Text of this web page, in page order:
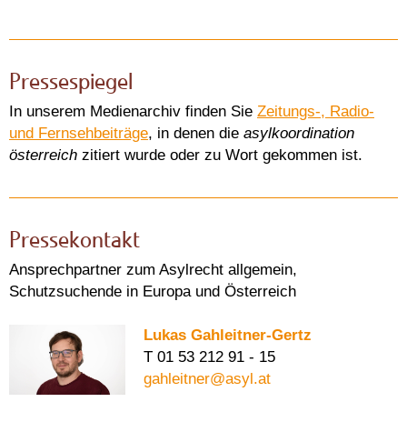
Pressespiegel
In unserem Medienarchiv finden Sie Zeitungs-, Radio-
und Fernsehbeiträge, in denen die asylkoordination
österreich zitiert wurde oder zu Wort gekommen ist.
Pressekontakt
Ansprechpartner zum Asylrecht allgemein,
Schutzsuchende in Europa und Österreich
Lukas Gahleitner-Gertz
T 01 53 212 91 - 15
gahleitner@asyl.at